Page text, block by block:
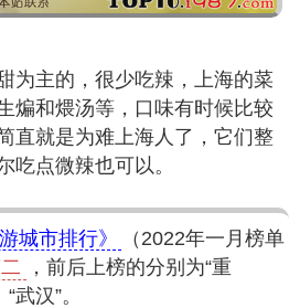
为主的，很少吃辣，上海的菜
煸和煨汤等，口味有时候比较
直就是为难上海人了，它们整
吃点微辣也可以。
城市排行》
（2022年一月榜单
，前后上榜的分别为“重
武汉”。